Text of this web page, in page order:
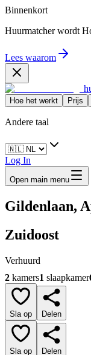
Binnenkort
Huurmatcher wordt
Lees waarom
Hoe het werkt Prijs
Andere taal
Log In
Open main menu
Gildenlaan,
Zuidoost
Verhuurd
2 kamers1 slaapkamer
Sla op Delen
Sla op Delen